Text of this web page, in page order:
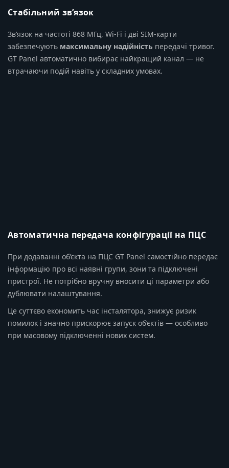
Стабільний зв’язок
Зв’язок на частоті 868 МГц, Wi-Fi і дві SIM-карти
забезпечують максимальну надійність передачі тривог.
GT Panel автоматично вибирає найкращий канал — не
втрачаючи подій навіть у складних умовах.
Автоматична передача конфігурації на ПЦС
При додаванні об’єкта на ПЦС GT Panel самостійно передає
інформацію про всі наявні групи, зони та підключені
пристрої. Не потрібно вручну вносити ці параметри або
дублювати налаштування.
Це суттєво економить час інсталятора, знижує ризик
помилок і значно прискорює запуск об’єктів — особливо
при масовому підключенні нових систем.